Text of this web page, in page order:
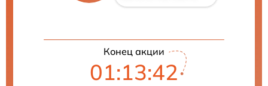
Конец акции
01:13:41